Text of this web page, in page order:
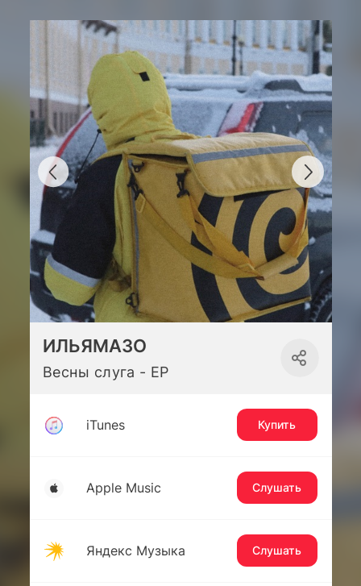
ИЛЬЯМАЗО
Весны слуга - EP
iTunes Купить
Apple Music Слушать
Яндекс Музыка Слушать